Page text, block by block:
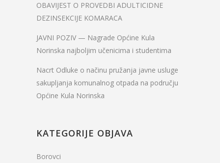
OBAVIJEST O PROVEDBI ADULTICIDNE
DEZINSEKCIJE KOMARACA
JAVNI POZIV — Nagrade Općine Kula
Norinska najboljim učenicima i studentima
Nacrt Odluke o načinu pružanja javne usluge
sakupljanja komunalnog otpada na području
Općine Kula Norinska
KATEGORIJE OBJAVA
Borovci